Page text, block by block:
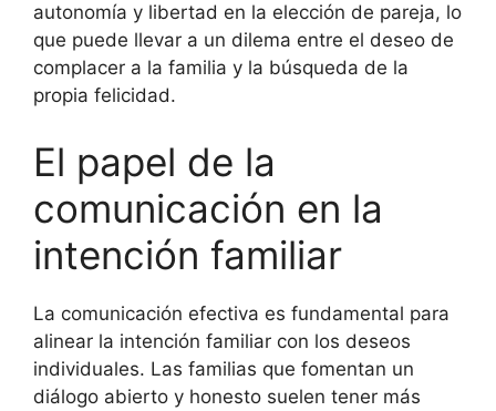
autonomía y libertad en la elección de pareja, lo
que puede llevar a un dilema entre el deseo de
complacer a la familia y la búsqueda de la
propia felicidad.
El papel de la
comunicación en la
intención familiar
La comunicación efectiva es fundamental para
alinear la intención familiar con los deseos
individuales. Las familias que fomentan un
diálogo abierto y honesto suelen tener más